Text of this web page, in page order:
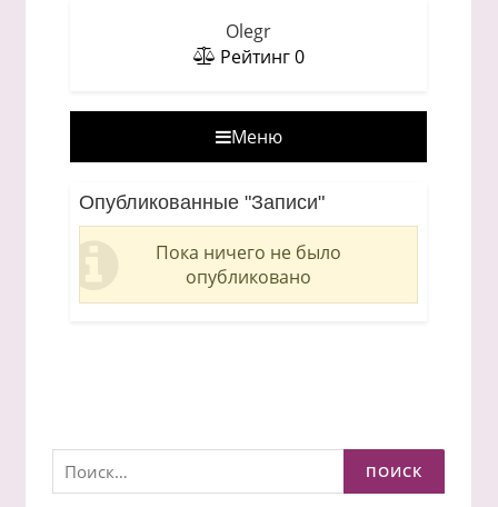
Olegr
Рейтинг0
Меню
Опубликованные "Записи"
Пока ничего не было
опубликовано
Найти: